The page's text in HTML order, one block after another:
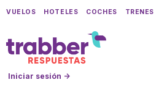
VUELOS HOTELES COCHES TRENES
Iniciar sesión →